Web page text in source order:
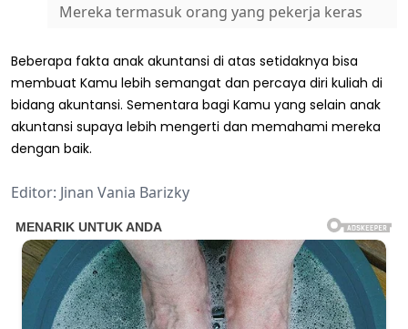
Mereka termasuk orang yang pekerja keras
Beberapa fakta anak akuntansi di atas setidaknya bisa
membuat Kamu lebih semangat dan percaya diri kuliah di
bidang akuntansi. Sementara bagi Kamu yang selain anak
akuntansi supaya lebih mengerti dan memahami mereka
dengan baik.
Editor: Jinan Vania Barizky